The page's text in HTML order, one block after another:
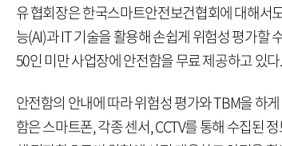
유 협회장은 한국스마트안전보건협회에 대해서
능(AI)과 IT 기술을 활용해 손쉽게 위험성 평가할
50인 미만 사업장에 안전함을 무료 제공하고 있다.
안전함의 안내에 따라 위험성 평가와 TBM을 하
함은 스마트폰, 각종 센서, CCTV를 통해 수집된